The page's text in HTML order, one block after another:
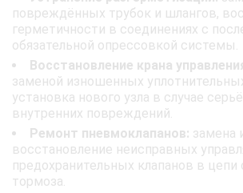
повреждённых трубок и шлангов,
герметичности в соединениях с
обязательной опрессовкой системы.
Восстановление крана
заменой изношенных
установка нового узла в случае
внутренних повреждений.
Ремонт пневмоклапанов: замена
восстановление неисправных
предохранительных клапанов в цепи
тормоза.